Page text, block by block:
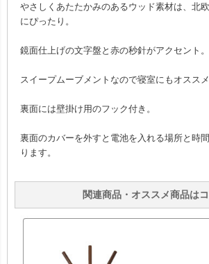
やさしくあたたかみのあるウッド素材は、北
にぴったり。
鏡面仕上げの文字盤と赤の秒針がアクセント。
スイープムーブメントなので寝室にもオススメ
裏面には壁掛け用のフック付き。
裏面のカバーを外すと電池を入れる場所と時
ります。
関連商品・オススメ商品は